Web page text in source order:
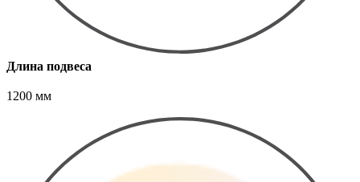
Длина подвеса
1200 мм